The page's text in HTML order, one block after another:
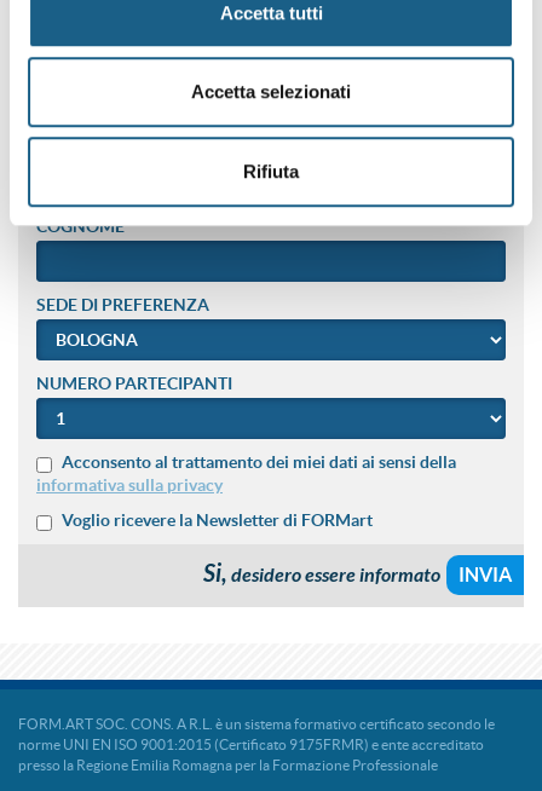
Accetta tutti
Accetta selezionati
Rifiuta
COGNOME
SEDE DI PREFERENZA
NUMERO PARTECIPANTI
Acconsento al trattamento dei miei dati ai sensi della
informativa sulla privacy
Voglio ricevere la Newsletter di FORMart
Si, desidero essere informato
FORM.ART SOC. CONS. A R.L. è un sistema formativo certificato secondo le
norme UNI EN ISO 9001:2015 (Certificato 9175FRMR) e ente accreditato
presso la Regione Emilia Romagna per la Formazione Professionale